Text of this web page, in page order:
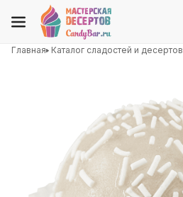
Главная Каталог сладостей и десертов